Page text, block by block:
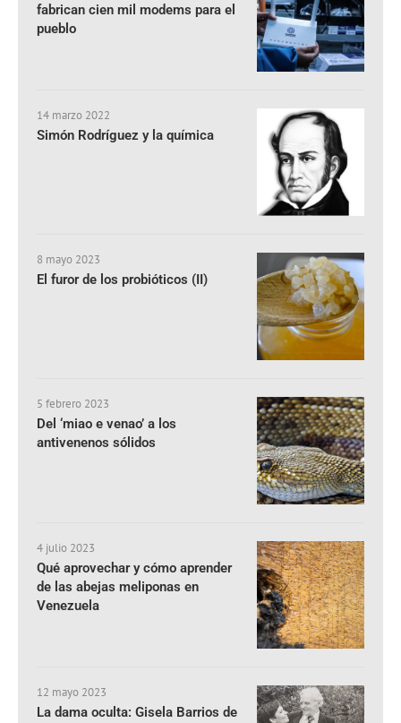
fabrican cien mil modems para el
pueblo
14 marzo 2022
Simón Rodríguez y la química
8 mayo 2023
El furor de los probióticos (II)
5 febrero 2023
Del ‘miao e venao’ a los
antivenenos sólidos
4 julio 2023
Qué aprovechar y cómo aprender
de las abejas meliponas en
Venezuela
12 mayo 2023
La dama oculta: Gisela Barrios de